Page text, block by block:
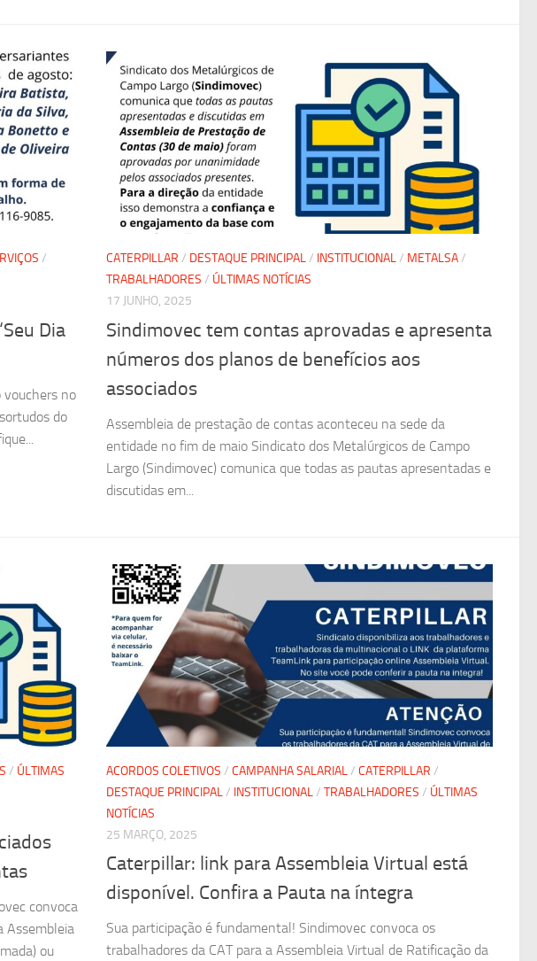
/
Dia
vouchers no
do
CATERPILLAR / DESTAQUE PRINCIPAL/ INSTITUCIONAL/ METALSA/
TRABALHADORES / ÚLTIMAS NOTÍCIAS
17 JUNHO, 2025
Sindimovec tem contas aprovadas e apresenta
números dos planos de benefícios aos
associados
Assembleia de prestação de contas aconteceu na sede da
entidade no fim de maio Sindicato dos Metalúrgicos de Campo
Largo (Sindimovec) comunica que todas as pautas apresentadas e
discutidas em...
/ ÚLTIMAS
convoca
Assembleia
ou
ACORDOS COLETIVOS / CAMPANHA SALARIAL/ CATERPILLAR /
DESTAQUE PRINCIPAL/ INSTITUCIONAL/ TRABALHADORES / ÚLTIMAS
NOTÍCIAS
25 MARÇO, 2025
Caterpillar: link para Assembleia Virtual está
disponível. Confira a Pauta na íntegra
Sua participação é fundamental! Sindimovec convoca os
trabalhadores da CAT para a Assembleia Virtual de Ratificação da